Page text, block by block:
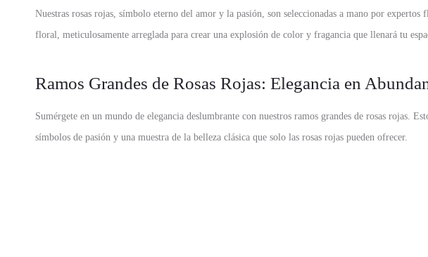
Nuestras rosas rojas, símbolo eterno del amor y la pasión, son seleccionadas a mano por
floral, meticulosamente arreglada para crear una explosión de color y fragancia que llenará tu
Ramos Grandes de Rosas Rojas: Elegancia en
Sumérgete en un mundo de elegancia deslumbrante con nuestros ramos grandes de rosas rojas.
símbolos de pasión y una muestra de la belleza clásica que solo las rosas rojas pueden ofrecer.